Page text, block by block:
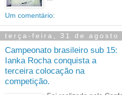
Um comentário:
terça-feira, 31 de agosto
Campeonato brasileiro sub 15:
Ianka Rocha conquista a
terceira colocação na
competição.